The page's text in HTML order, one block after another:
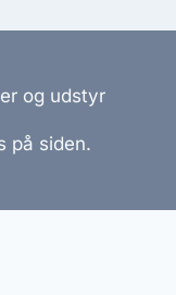
og udstyr
på siden.